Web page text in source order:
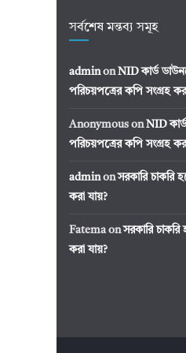
সর্বশেষ মন্তব্য সমূহ
admin on NID কার্ড
পরিচয়পত্রের কপি সংগ্রহ
Anonymous on NID
পরিচয়পত্রের কপি সংগ্রহ
admin onসরকারি চাকরি
করা যায়?
Fatemaonসরকারি
করা যায়?